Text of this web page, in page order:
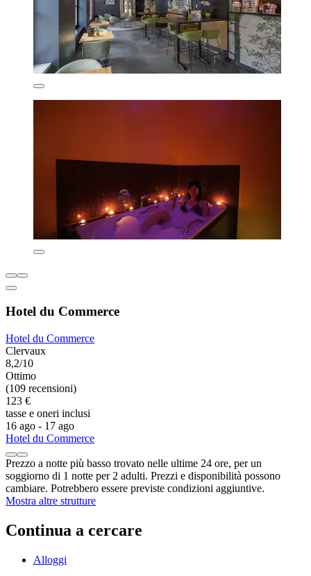
Hotel du Commerce
Hotel du Commerce
Clervaux
8,2/10
Ottimo
(109 recensioni)
123 €
tasse e oneri inclusi
16 ago - 17 ago
Hotel du Commerce
Prezzo a notte più basso trovato nelle ultime 24 ore, per un
soggiorno di 1 notte per 2 adulti. Prezzi e disponibilità possono
cambiare. Potrebbero essere previste condizioni aggiuntive.
Mostra altre strutture
Continua a cercare
Alloggi